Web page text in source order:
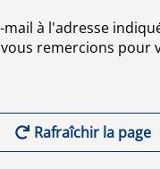
à l'adresse
remercions pour
Rafraîchir la page